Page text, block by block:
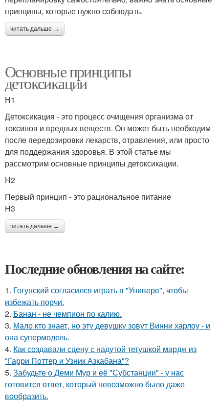
принципы, которые нужно соблюдать.
читать дальше →
Основные принципы
детоксикации
H1
Детоксикация - это процесс очищения организма от
токсинов и вредных веществ. Он может быть необходим
после передозировки лекарств, отравления, или просто
для поддержания здоровья. В этой статье мы
рассмотрим основные принципы детоксикации.
H2
Первый принцип - это рациональное питание
H3
читать дальше →
Последние обновления на сайте:
1. Гогунский согласился играть в "Универе", чтобы
избежать порчи.
2. Банан - не чемпион по калию.
3. Мало кто знает, но эту девушку зовут Винни харлоу - и
она супермодель.
4. Как создавали сцену с надутой тетушкой мардж из
"Гарри Поттер и Узник Азкабана"?
5. Забудьте о Деми Мур и её "Субстанции" - у нас
готовится ответ, который невозможно было даже
вообразить.